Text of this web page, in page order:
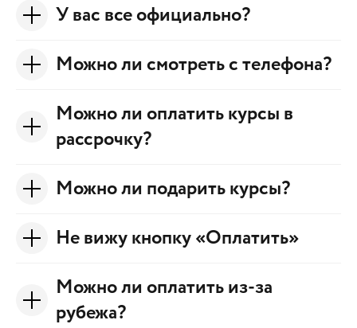
У вас все официально?
Можно ли смотреть с телефона?
Можно ли оплатить курсы в
рассрочку?
Можно ли подарить курсы?
Не вижу кнопку «Оплатить»
Можно ли оплатить из-за
рубежа?